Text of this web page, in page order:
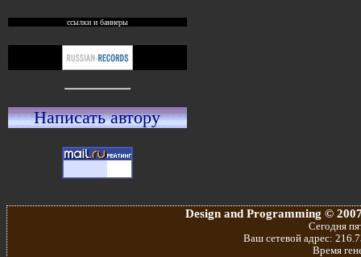
ссылки и баннеры
Написать автору
Design and Programming ©
Сегодня
Ваш сетевой адрес:
Время